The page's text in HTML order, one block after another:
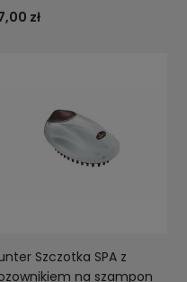
zł
Szczotka SPA z
na szampon